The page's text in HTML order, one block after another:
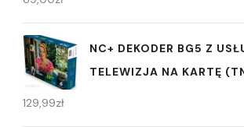
NC+ DEKODER BG5 Z
TELEWIZJA NA KARTĘ
129,99zł